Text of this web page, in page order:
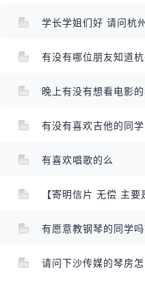
学长学姐们好 请问杭
有没有哪位朋友知道
晚上有没有想看电影
有没有喜欢吉他的同
有喜欢唱歌的么
【寄明信片 无偿 主
有愿意教钢琴的同学
请问下沙传媒的琴房